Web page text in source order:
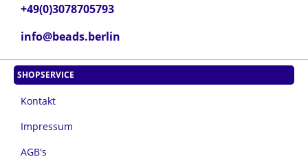
+49(0)3078705793
info@beads.berlin
SHOPSERVICE
Kontakt
Impressum
AGB's